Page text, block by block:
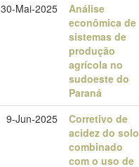
30-Mai-2025
Análise
econômica de
sistemas de
produção
agrícola no
sudoeste do
Paraná
9-Jun-2025
Corretivo de
acidez do solo
combinado
com o uso de